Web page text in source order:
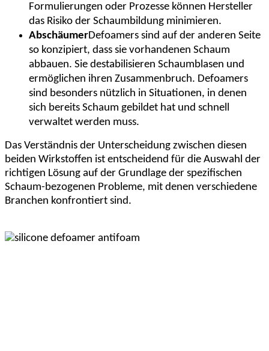
Formulierungen oder Prozesse können Hersteller
das Risiko der Schaumbildung minimieren.
AbschäumerDefoamers sind auf der anderen Seite
so konzipiert, dass sie vorhandenen Schaum
abbauen. Sie destabilisieren Schaumblasen und
ermöglichen ihren Zusammenbruch. Defoamers
sind besonders nützlich in Situationen, in denen
sich bereits Schaum gebildet hat und schnell
verwaltet werden muss.
Das Verständnis der Unterscheidung zwischen diesen
beiden Wirkstoffen ist entscheidend für die Auswahl der
richtigen Lösung auf der Grundlage der spezifischen
Schaum-bezogenen Probleme, mit denen verschiedene
Branchen konfrontiert sind.